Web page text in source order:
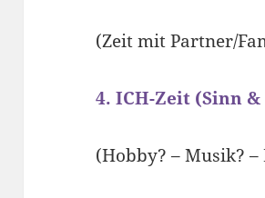
(Zeit mit Partner/
4. ICH-Zeit (Sinn
(Hobby? – Musik?